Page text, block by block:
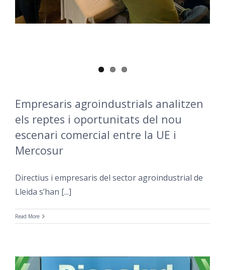
Empresaris agroindustrials analitzen
els reptes i oportunitats del nou
escenari comercial entre la UE i
Mercosur
Directius i empresaris del sector agroindustrial de
Lleida s’han [...]
Read More